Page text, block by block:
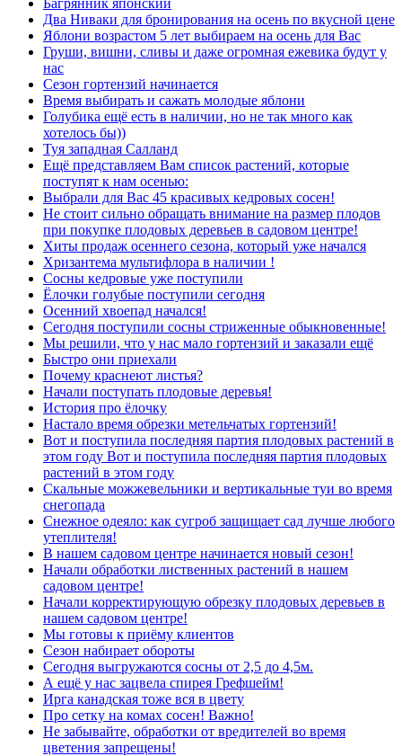
Багрянник японский
Два Ниваки для бронирования на осень по вкусной цене
Яблони возрастом 5 лет выбираем на осень для Вас
Груши, вишни, сливы и даже огромная ежевика будут у
нас
Сезон гортензий начинается
Время выбирать и сажать молодые яблони
Голубика ещё есть в наличии, но не так много как
хотелось бы))
Туя западная Салланд
Ещё представляем Вам список растений, которые
поступят к нам осенью:
Выбрали для Вас 45 красивых кедровых сосен!
Не стоит сильно обращать внимание на размер плодов
при покупке плодовых деревьев в садовом центре!
Хиты продаж осеннего сезона, который уже начался
Хризантема мультифлора в наличии !
Сосны кедровые уже поступили
Ёлочки голубые поступили сегодня
Осенний хвоепад начался!
Сегодня поступили сосны стриженные обыкновенные!
Мы решили, что у нас мало гортензий и заказали ещё
Быстро они приехали
Почему краснеют листья?
Начали поступать плодовые деревья!
История про ёлочку
Настало время обрезки метельчатых гортензий!
Вот и поступила последняя партия плодовых растений в
этом году Вот и поступила последняя партия плодовых
растений в этом году
Скальные можжевельники и вертикальные туи во время
снегопада
Снежное одеяло: как сугроб защищает сад лучше любого
утеплителя!
В нашем садовом центре начинается новый сезон!
Начали обработки лиственных растений в нашем
садовом центре!
Начали корректирующую обрезку плодовых деревьев в
нашем садовом центре!
Мы готовы к приёму клиентов
Сезон набирает обороты
Сегодня выгружаются сосны от 2,5 до 4,5м.
А ещё у нас зацвела спирея Грефшейм!
Ирга канадская тоже вся в цвету
Про сетку на комах сосен! Важно!
Не забывайте, обработки от вредителей во время
цветения запрещены!